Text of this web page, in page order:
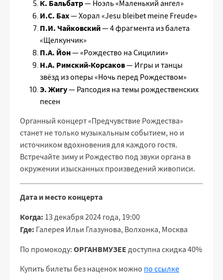
К. Бальбатр— Ноэль «Маленький ангел»
И.С. Бах— Хорал «Jesu bleibet meine Freude»
П.И. Чайковский— 4 фрагмента из балета
«Щелкунчик»
П.А. Йон— «Рождество на Сицилии»
Н.А. Римский-Корсаков— Игры и танцы
звёзд из оперы «Ночь перед Рождеством»
Э. Жигу— Рапсодия на темы рождественских
песен
Органный концерт «Предчувствие Рождества»
станет не только музыкальным событием, но и
источником вдохновения для каждого гостя.
Встречайте зиму и Рождество под звуки органа в
окружении изысканных произведений живописи.
Дата и место концерта
Когда: 13 декабря 2024 года, 19:00
Где: Галерея Ильи Глазунова, Волхонка, Москва
По промокоду:ОРГАНВМУЗЕЕдоступна скидка 40%
Купить билеты без наценок можнопо ссылке